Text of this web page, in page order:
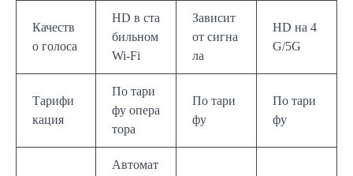
Качеств
о голоса
HD в ста
бильном
Wi-Fi
Зависит
от сигна
ла
HD на 4
G/5G
Тарифи
кация
По тари
фу опера
тора
По тари
фу
По тари
фу
Автомат